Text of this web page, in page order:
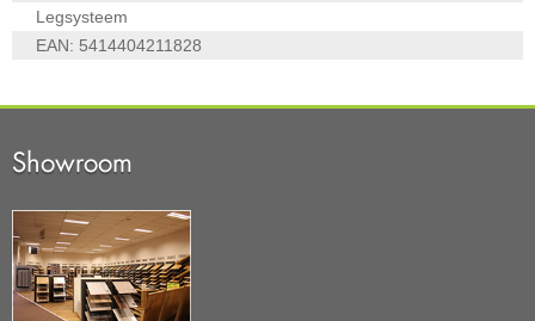
Legsysteem
EAN: 5414404211828
Showroom